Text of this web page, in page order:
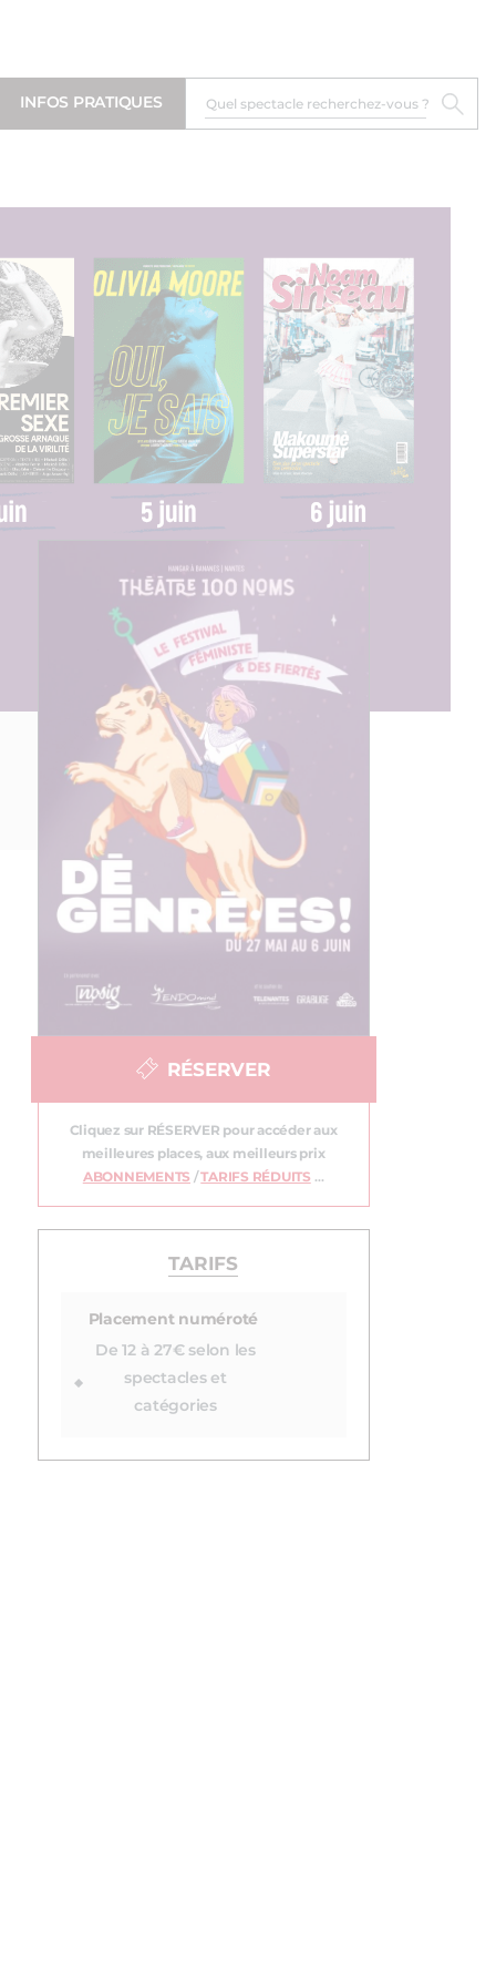
INFOS PRATIQUES
RÉSERVER
Cliquez sur RÉSERVER pour accéder aux
meilleures places, aux meilleurs prix
ABONNEMENTS /TARIFS RÉDUITS …
TARIFS
Placement numéroté
De 12 à 27€ selon les
spectacles et
catégories